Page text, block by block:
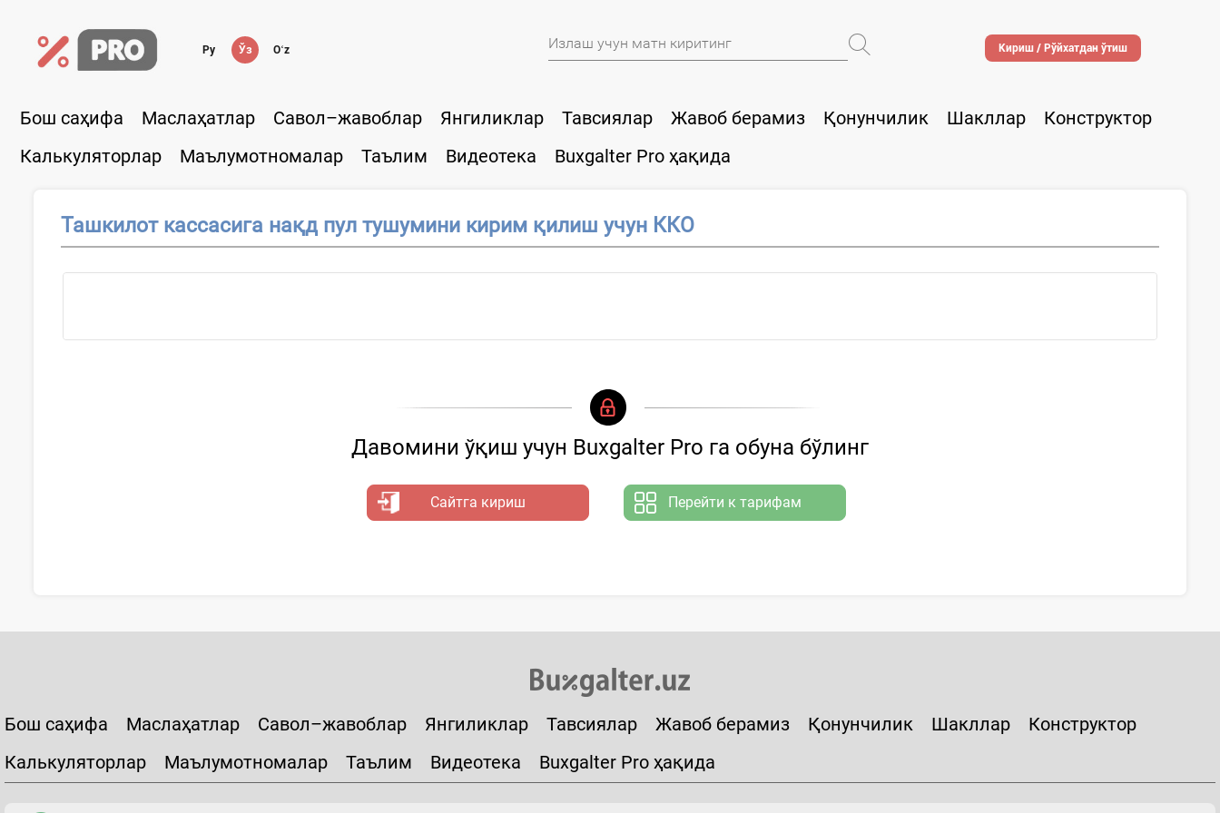
Ру Ўз Oʻz Кириш / Рўйхатдан ўтиш
Бош саҳифа Маслаҳатлар Савол–жавоблар Янгиликлар Тавсиялар Жавоб берамиз Қонунчилик Шакллар
Конструктор
Калькуляторлар
Маълумотномалар Таълим Видеотека Buxgalter Pro ҳақида
Ташкилот кассасига нақд пул тушумини кирим қилиш учун ККО
Давомини ўқиш учун Buxgalter Pro га обуна бўлинг
Сайтга кириш Перейти к тарифам
Бош саҳифа Маслаҳатлар Савол–жавоблар Янгиликлар Тавсиялар Жавоб берамиз Қонунчилик Шакллар
Конструктор
Калькуляторлар
Маълумотномалар Таълим Видеотека Buxgalter Pro ҳақида